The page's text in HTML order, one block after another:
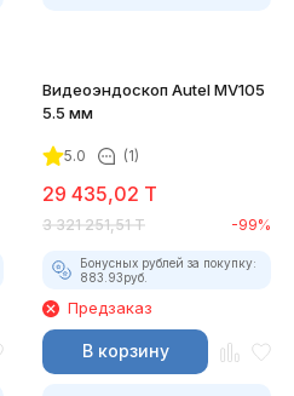
Видеоэндоскоп Autel MV105
5.5 мм
5.0 (1)
29 435,02 T
3 321 251,51 T -99%
Бонусных рублей за покупку:
883.93руб.
Предзаказ
В корзину